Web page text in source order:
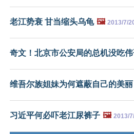
老江势衰 甘当缩头乌龟 🖼️ 2013/7/
奇文！北京市公安局的总机没吃
维吾尔族姐妹为何遮蔽自己的美丽
习近平何必吓老江尿裤子 🖼️ 2013/